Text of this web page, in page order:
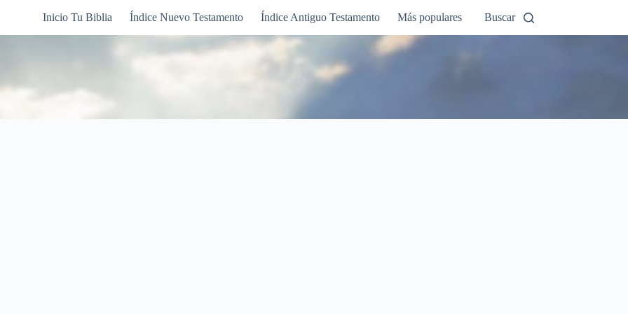
Inicio Tu Biblia Índice Nuevo Testamento Índice Antiguo Testamento Más populares Buscar